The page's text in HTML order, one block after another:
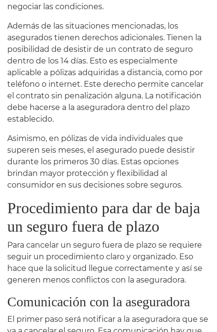
negociar las condiciones.
Además de las situaciones mencionadas, los
asegurados tienen derechos adicionales. Tienen la
posibilidad de desistir de un contrato de seguro
dentro de los 14 días. Esto es especialmente
aplicable a pólizas adquiridas a distancia, como por
teléfono o internet. Este derecho permite cancelar
el contrato sin penalización alguna. La notificación
debe hacerse a la aseguradora dentro del plazo
establecido.
Asimismo, en pólizas de vida individuales que
superen seis meses, el asegurado puede desistir
durante los primeros 30 días. Estas opciones
brindan mayor protección y flexibilidad al
consumidor en sus decisiones sobre seguros.
Procedimiento para dar de baja
un seguro fuera de plazo
Para cancelar un seguro fuera de plazo se requiere
seguir un procedimiento claro y organizado. Eso
hace que la solicitud llegue correctamente y así se
generen menos conflictos con la aseguradora.
Comunicación con la aseguradora
El primer paso será notificar a la aseguradora que se